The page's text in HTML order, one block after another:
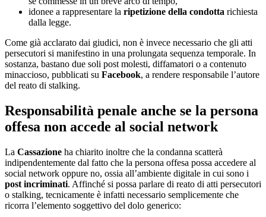
idonee a rappresentare la ripetizione della condotta richiesta
dalla legge.
Come già acclarato dai giudici, non è invece necessario che gli atti
persecutori si manifestino in una prolungata sequenza temporale. In
sostanza, bastano due soli post molesti, diffamatori o a contenuto
minaccioso, pubblicati su Facebook, a rendere responsabile l’autore
del reato di stalking.
Responsabilità penale anche se la persona
offesa non accede al social network
La Cassazione ha chiarito inoltre che la condanna scatterà
indipendentemente dal fatto che la persona offesa possa accedere al
social network oppure no, ossia all’ambiente digitale in cui sono i
post incriminati. Affinché si possa parlare di reato di atti persecutori
o stalking, tecnicamente è infatti necessario semplicemente che
ricorra l’elemento soggettivo del dolo generico: